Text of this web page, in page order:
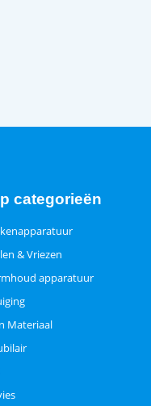
categorieën
& Vriezen
apparatuur
Materiaal